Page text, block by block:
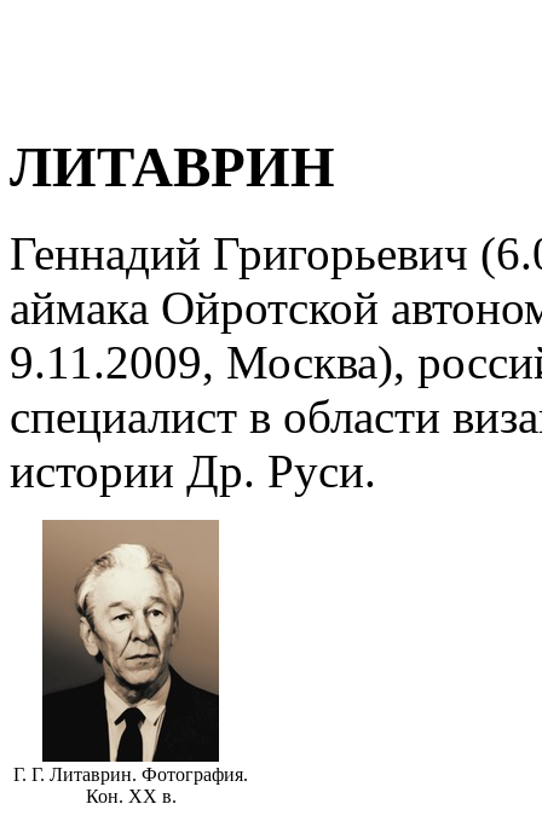
ЛИТАВРИН
Геннадий Григорьевич
аймака Ойротской
9.11.2009, Москва),
специалист в области
истории Др. Руси.
Г. Г. Литаврин. Фотография.
Кон. XX в.